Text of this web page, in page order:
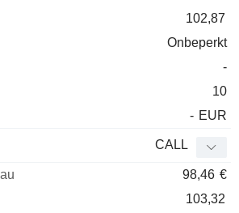
102,87
Onbeperkt
-
10
- EUR
CALL
98,46 €
103,32